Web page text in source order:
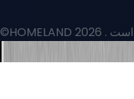
©HOMELAND 2026